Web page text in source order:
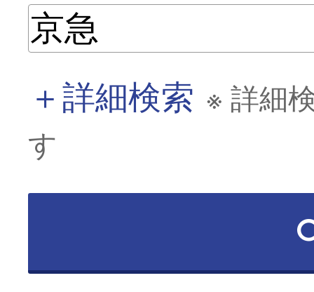
＋詳細検索 ※ 詳細
す